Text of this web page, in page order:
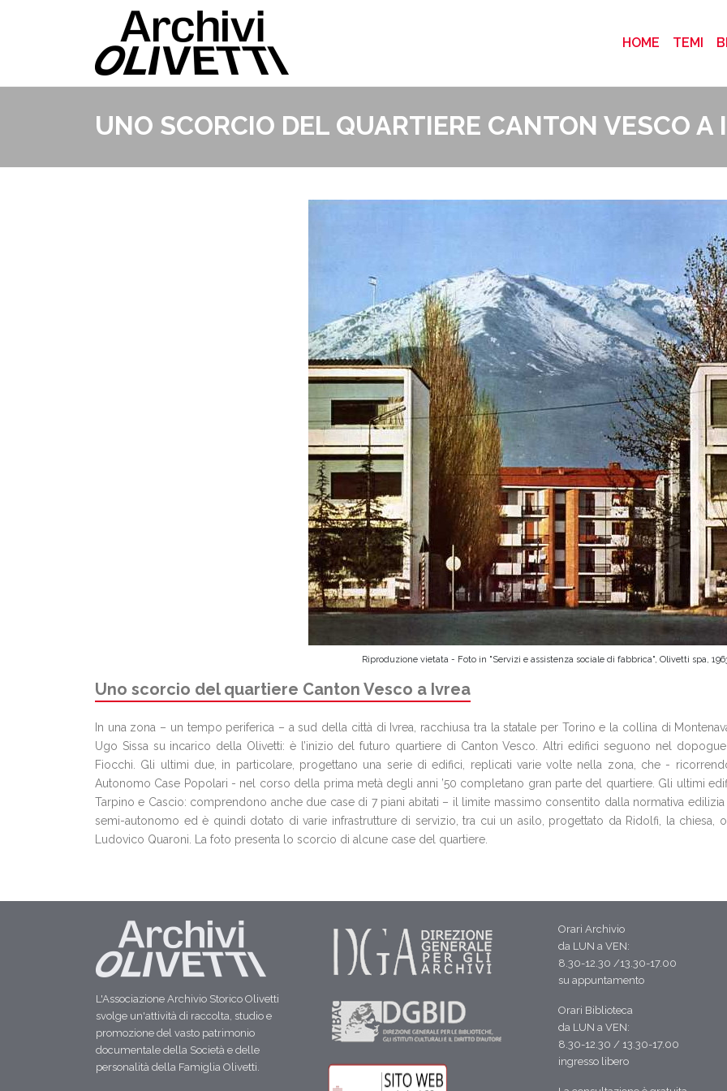
HOME TEMI
UNO SCORCIO DEL QUARTIERE CANTON VESCO A
Riproduzione vietata - Foto in "Servizi e assistenza sociale di fabbrica", Olivetti spa,
Uno scorcio del quartiere Canton Vesco a Ivrea
In una zona – un tempo periferica – a sud della città di Ivrea, racchiusa tra la statale per Torino e la collina di
Ugo Sissa su incarico della Olivetti: è l’inizio del futuro quartiere di Canton Vesco. Altri edifici seguono nel
Fiocchi. Gli ultimi due, in particolare, progettano una serie di edifici, replicati varie volte nella zona, che -
Autonomo Case Popolari - nel corso della prima metà degli anni ’50 completano gran parte del quartiere. Gli ultimi
Tarpino e Cascio: comprendono anche due case di 7 piani abitati – il limite massimo consentito dalla normativa
semi-autonomo ed è quindi dotato di varie infrastrutture di servizio, tra cui un asilo, progettato da Ridolfi, la
Ludovico Quaroni. La foto presenta lo scorcio di alcune case del quartiere.
L'Associazione Archivio Storico Olivetti
svolge un'attività di raccolta, studio e
promozione del vasto patrimonio
documentale della Società e delle
personalità della Famiglia Olivetti.
Orari Archivio
da LUN a VEN:
8.30-12.30 /13.30-17.00
su appuntamento
Orari Biblioteca
da LUN a VEN:
8.30-12.30 / 13.30-17.00
ingresso libero